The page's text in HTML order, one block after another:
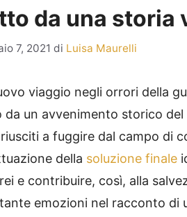
da una storia
7, 2021 di Luisa Maurelli
viaggio negli orrori della
un avvenimento storico del
a fuggire dal campo di
della soluzione finale
e contribuire, così, alla
emozioni nel racconto di